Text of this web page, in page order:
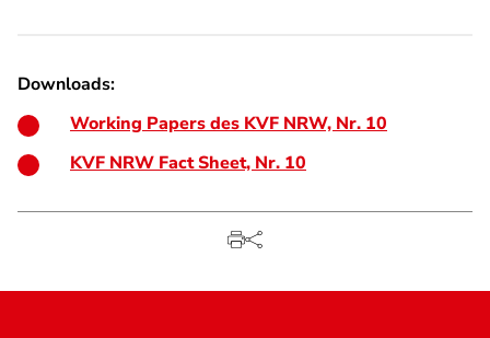
Downloads:
Working Papers des KVF NRW, Nr. 10
KVF NRW Fact Sheet, Nr. 10